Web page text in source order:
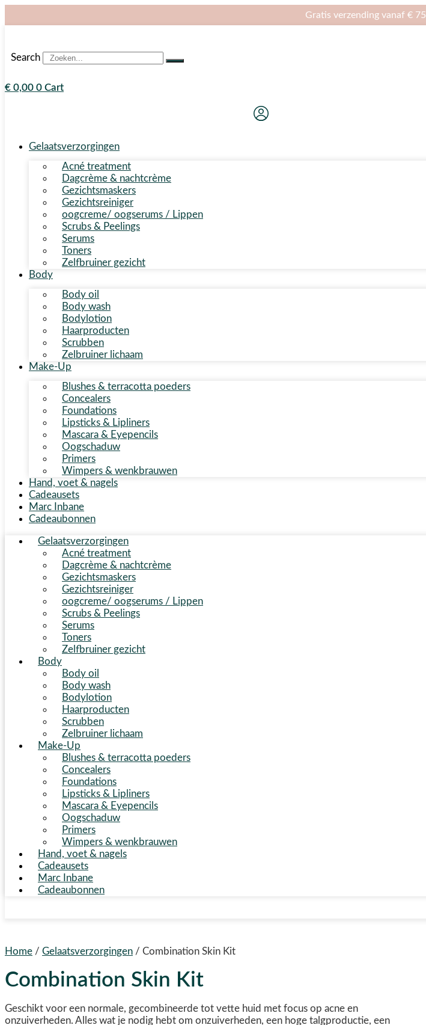
Gratis verzending vanaf € 75
Search
€ 0,00 0 Cart
Gelaatsverzorgingen
Acné treatment
Dagcrème & nachtcrème
Gezichtsmaskers
Gezichtsreiniger
oogcreme/ oogserums / Lippen
Scrubs & Peelings
Serums
Toners
Zelfbruiner gezicht
Body
Body oil
Body wash
Bodylotion
Haarproducten
Scrubben
Zelbruiner lichaam
Make-Up
Blushes & terracotta poeders
Concealers
Foundations
Lipsticks & Lipliners
Mascara & Eyepencils
Oogschaduw
Primers
Wimpers & wenkbrauwen
Hand, voet & nagels
Cadeausets
Marc Inbane
Cadeaubonnen
Gelaatsverzorgingen
Acné treatment
Dagcrème & nachtcrème
Gezichtsmaskers
Gezichtsreiniger
oogcreme/ oogserums / Lippen
Scrubs & Peelings
Serums
Toners
Zelfbruiner gezicht
Body
Body oil
Body wash
Bodylotion
Haarproducten
Scrubben
Zelbruiner lichaam
Make-Up
Blushes & terracotta poeders
Concealers
Foundations
Lipsticks & Lipliners
Mascara & Eyepencils
Oogschaduw
Primers
Wimpers & wenkbrauwen
Hand, voet & nagels
Cadeausets
Marc Inbane
Cadeaubonnen
Home / Gelaatsverzorgingen / Combination Skin Kit
Combination Skin Kit
Geschikt voor een normale, gecombineerde tot vette huid met focus op acne en
onzuiverheden. Alles wat je nodig hebt om onzuiverheden, een hoge talgproductie, een